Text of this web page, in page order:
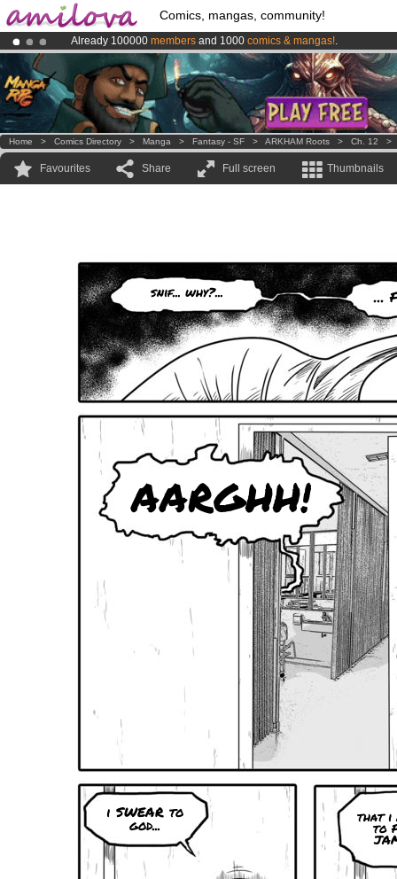
Comics, mangas, community!
Already 100000 members and 1000 comics & mangas!.
Premium membership from3.95 eurosper month !Get membership
AmilovaKickstarter is now LIVE!.
Home > Comics Directory > Manga > Fantasy - SF > ARKHAM Roots > Ch. 12
Favourites Share Full screen Thumbnails
snif... why?... ...
AARGHH!
i SWEAR to
god... that i
to